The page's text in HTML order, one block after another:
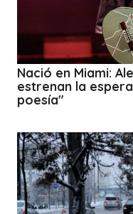
Nació en Miami:
estrenan la
poesía"